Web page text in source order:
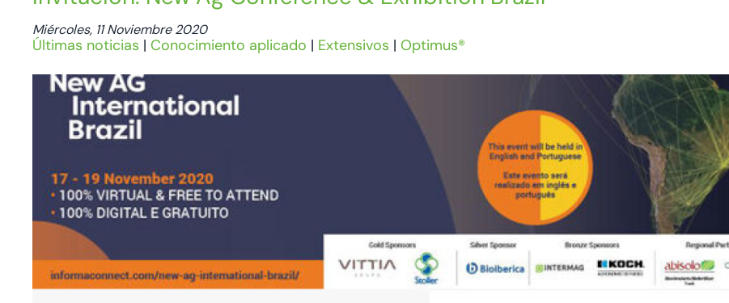
Miércoles, 11 Noviembre 2020
Últimas noticias | Conocimiento aplicado | Extensivos | Optimus®